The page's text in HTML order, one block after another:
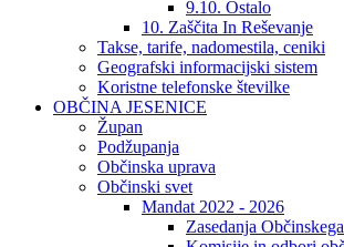
9.10. Ostalo
10. Zaščita In Reševanje
Takse, tarife, nadomestila, ceniki
Geografski informacijski sistem
Koristne telefonske številke
OBČINA JESENICE
Župan
Podžupanja
Občinska uprava
Občinski svet
Mandat 2022 - 2026
Zasedanja